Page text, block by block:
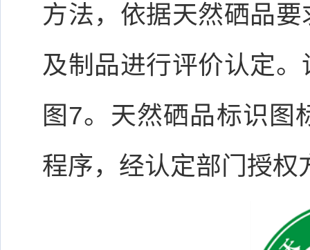
方法，依据天然硒品
及制品进行评价认定
图7。天然硒品标识图
程序，经认定部门授权